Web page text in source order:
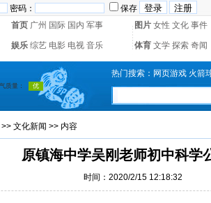
密码：
保存
首页 广州 国际 国内 军事 图片 女性 文化 事件
娱乐 综艺 电影 电视 音乐 体育 文学 探索 奇闻
热门搜索： 网页游戏 火箭
>> 文化新闻 >> 内容
原镇海中学吴刚老师初中科学
时间：2020/2/15 12:18:32